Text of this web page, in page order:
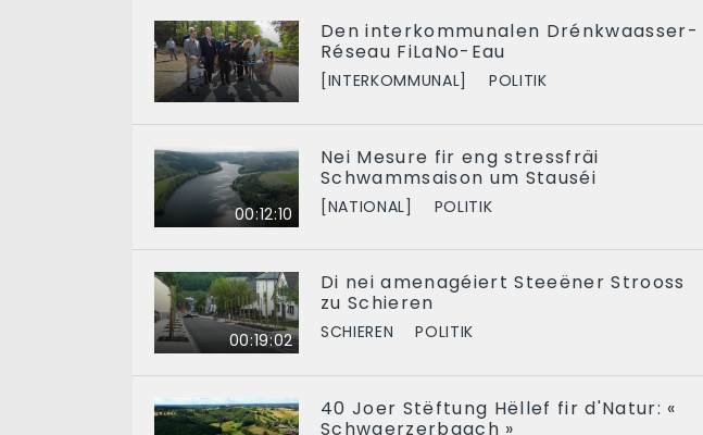
Den interkommunalen Drénkwaasser-
Réseau FiLaNo-Eau
[INTERKOMMUNAL] POLITIK
00:12:10
Nei Mesure fir eng stressfräi
Schwammsaison um Stauséi
[NATIONAL] POLITIK
00:19:02
Di nei amenagéiert Steeëner Strooss
zu Schieren
SCHIEREN POLITIK
40 Joer Stëftung Hëllef fir d'Natur: «
Schwaerzerbaach »